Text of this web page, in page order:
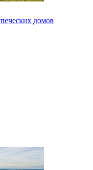
домов